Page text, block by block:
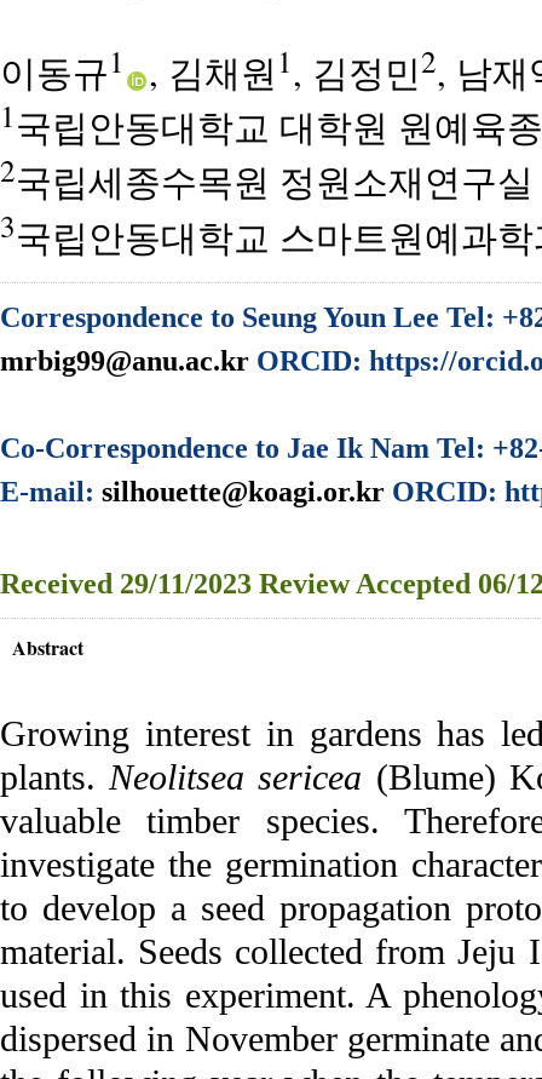
이동규1 , 김채원 1, 김정민2, 남재
1국립안동대학교 대학원 원예육
2국립세종수목원 정원소재연구실
3국립안동대학교 스마트원예과
Correspondence to Seung Youn Lee Tel:
mrbig99@anu.ac.kr ORCID: https://
Co-Correspondence to Jae Ik Nam Tel:
E-mail: silhouette@koagi.or.kr ORCID:
Received 29/11/2023 Review Accepted 06/
Abstract
Growing interest in gardens has
plants. Neolitsea sericea (Blume)
valuable timber species.
investigate the germination
to develop a seed propagation
material. Seeds collected from
used in this experiment. A
dispersed in November germinate